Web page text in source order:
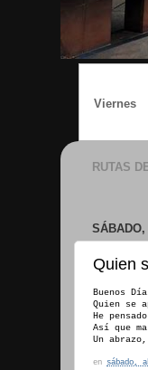
RUTAS
SÁBADO,
Quien
Buenos
Quien se
He
Así que
Un abrazo,
en sábado,